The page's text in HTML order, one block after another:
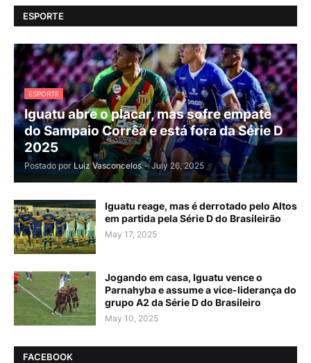
ESPORTE
ESPORTE
Iguatu abre o placar, mas sofre empate
do Sampaio Corrêa e está fora da Série D
2025
Postado por Luiz Vasconcelos - July 26, 2025
Iguatu reage, mas é derrotado pelo Altos
em partida pela Série D do Brasileirão
May 17, 2025
Jogando em casa, Iguatu vence o
Parnahyba e assume a vice-liderança do
grupo A2 da Série D do Brasileiro
May 10, 2025
FACEBOOK